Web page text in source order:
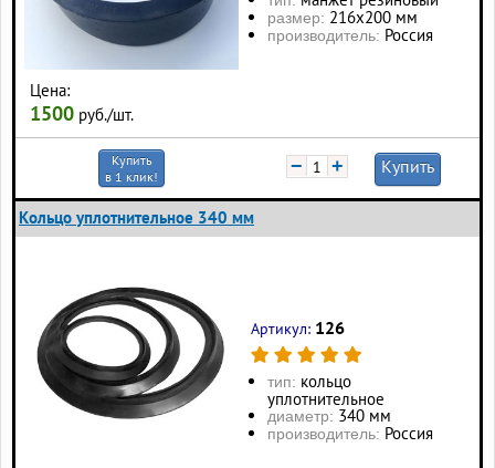
Цена:
1500 руб./шт.
размер: 216х200 мм
производитель: Россия
Купить
в 1 клик!
− + Купить
Кольцо уплотнительное 340 мм
Артикул: 126
тип: кольцо
уплотнительное
диаметр: 340 мм
производитель: Россия